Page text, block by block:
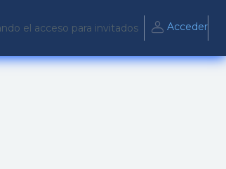
el acceso para invitados Acceder